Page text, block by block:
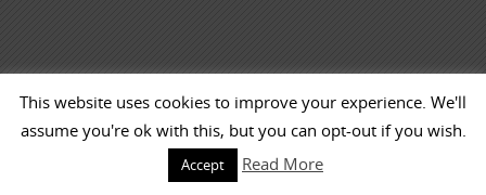
This website uses cookies to improve your experience. We'll
assume you're ok with this, but you can opt-out if you wish.
Accept Read More